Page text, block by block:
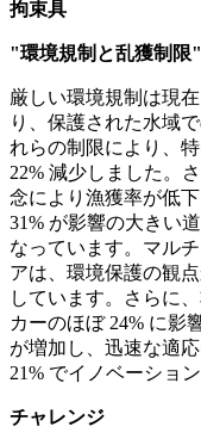
拘束具
"環境規制と乱獲制限"
厳しい環境規制は現
り、保護された水域
れらの制限により、
22% 減少しました。
念により漁獲率が低
31% が影響の大きい
なっています。マル
アは、環境保護の観
しています。さらに
カーのほぼ 24% に影
が増加し、迅速な適
21% でイノベーショ
チャレンジ